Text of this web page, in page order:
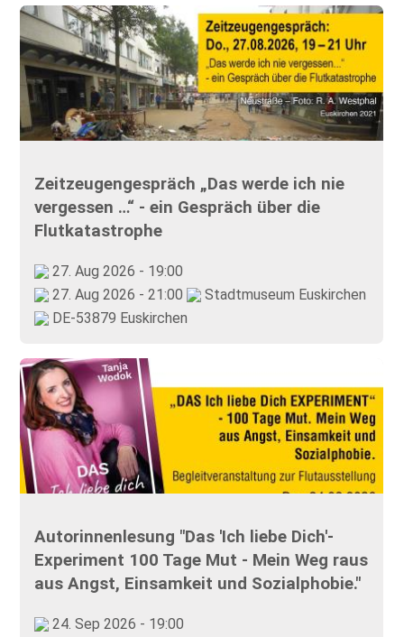
Zeitzeugengespräch „Das werde ich nie
vergessen …“ - ein Gespräch über die
Flutkatastrophe
27. Aug 2026 - 19:00
27. Aug 2026 - 21:00
Stadtmuseum Euskirchen
DE-53879 Euskirchen
Autorinnenlesung "Das 'Ich liebe Dich'-
Experiment 100 Tage Mut - Mein Weg raus
aus Angst, Einsamkeit und Sozialphobie."
24. Sep 2026 - 19:00